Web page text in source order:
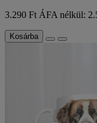
3.290 Ft ÁFA nélkül:
Kosárba